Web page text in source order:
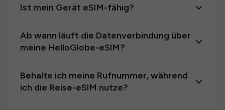
Ist mein Gerät eSIM-fähig?
Ab wann läuft die Datenverbindung über
meine HelloGlobe-eSIM?
Behalte ich meine Rufnummer, während
ich die Reise-eSIM nutze?